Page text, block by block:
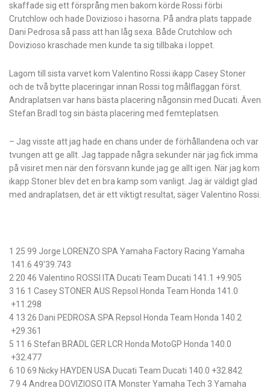
skaffade sig ett försprång men bakom körde Rossi förbi
Crutchlow och hade Dovizioso i hasorna. På andra plats tappade
Dani Pedrosa så pass att han låg sexa. Både Crutchlow och
Dovizioso kraschade men kunde ta sig tillbaka i loppet.
Lagom till sista varvet kom Valentino Rossi ikapp Casey Stoner
och de två bytte placeringar innan Rossi tog målflaggan först.
Andraplatsen var hans bästa placering någonsin med Ducati. Även
Stefan Bradl tog sin bästa placering med femteplatsen.
– Jag visste att jag hade en chans under de förhållandena och var
tvungen att ge allt. Jag tappade några sekunder när jag fick imma
på visiret men när den försvann kunde jag ge allt igen. När jag kom
ikapp Stoner blev det en bra kamp som vanligt. Jag är väldigt glad
med andraplatsen, det är ett viktigt resultat, säger Valentino Rossi.
1 25 99 Jorge LORENZO SPAYamaha Factory Racing Yamaha
141.6 49'39.743
220 46 Valentino ROSSI ITA Ducati Team Ducati 141.1 +9.905
3 16 1 Casey STONERAUS Repsol Honda Team Honda 141.0
+11.298
4 13 26 Dani PEDROSASPA Repsol Honda Team Honda 140.2
+29.361
5 11 6 Stefan BRADLGER LCR Honda MotoGP Honda 140.0
+32.477
6 10 69 Nicky HAYDEN USA Ducati Team Ducati 140.0 +32.842
79 4Andrea DOVIZIOSO ITA Monster Yamaha Tech 3 Yamaha